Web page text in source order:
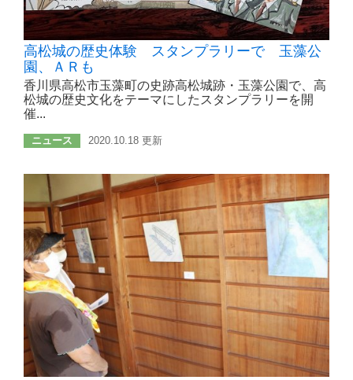
高松城の歴史体験 スタンプラリーで 玉藻公
園、ＡＲも
香川県高松市玉藻町の史跡高松城跡・玉藻公園で、高
松城の歴史文化をテーマにしたスタンプラリーを開
催...
ニュース 2020.10.18 更新